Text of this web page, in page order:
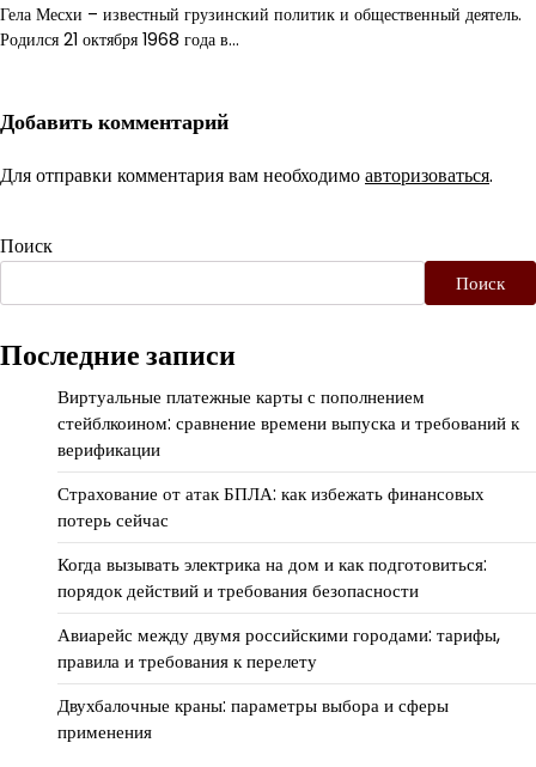
Гела Месхи – известный грузинский политик и общественный деятель.
Родился 21 октября 1968 года в…
Добавить комментарий
Для отправки комментария вам необходимоавторизоваться.
Поиск
Поиск
Последние записи
Виртуальные платежные карты с пополнением
стейблкоином: сравнение времени выпуска и требований к
верификации
Страхование от атак БПЛА: как избежать финансовых
потерь сейчас
Когда вызывать электрика на дом и как подготовиться:
порядок действий и требования безопасности
Авиарейс между двумя российскими городами: тарифы,
правила и требования к перелету
Двухбалочные краны: параметры выбора и сферы
применения